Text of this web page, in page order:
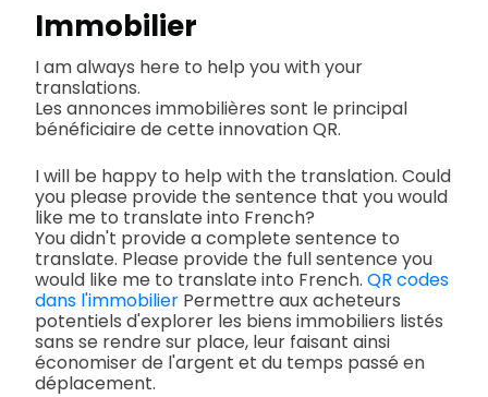
Immobilier
I am always here to help you with your
translations.
Les annonces immobilières sont le principal
bénéficiaire de cette innovation QR.
I will be happy to help with the translation. Could
you please provide the sentence that you would
like me to translate into French?
You didn't provide a complete sentence to
translate. Please provide the full sentence you
would like me to translate into French. QR codes
dans l'immobilier Permettre aux acheteurs
potentiels d'explorer les biens immobiliers listés
sans se rendre sur place, leur faisant ainsi
économiser de l'argent et du temps passé en
déplacement.